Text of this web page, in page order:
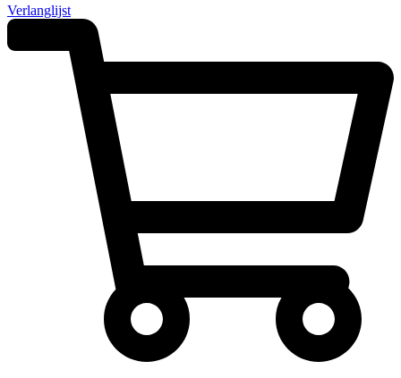
Verlanglijst